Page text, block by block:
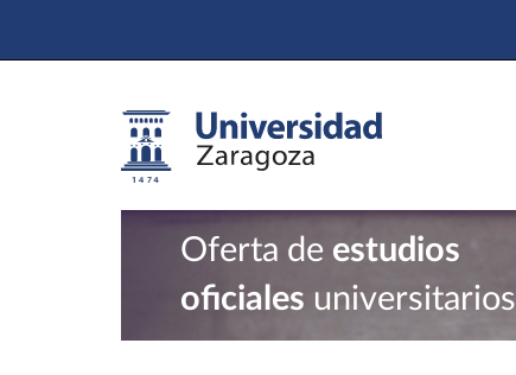
Oferta de estudios
oficiales universitarios